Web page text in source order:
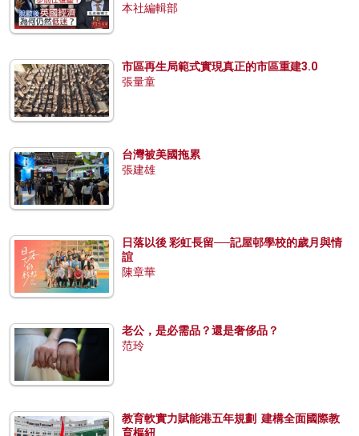
本社編輯部
市區再生局範式實現真正的市區重建3.0
張量童
台灣被美國拖累
張建雄
日落以後 彩虹長留──記屋邨學校的歲月與情
誼
陳章華
老公，是必需品？還是奢侈品？
范玲
教育軟實力賦能港五年規劃 建構全面國際教
育樞紐